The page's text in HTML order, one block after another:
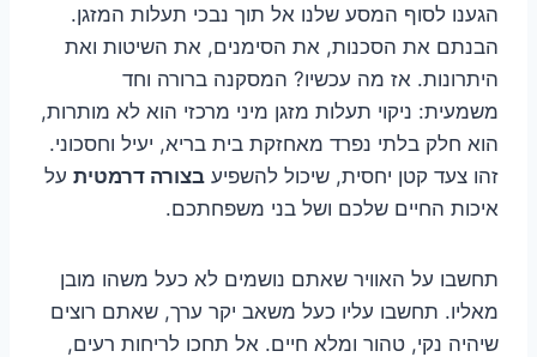
הגענו לסוף המסע שלנו אל תוך נבכי תעלות המזגן.
הבנתם את הסכנות, את הסימנים, את השיטות ואת
היתרונות. אז מה עכשיו? המסקנה ברורה וחד
משמעית: ניקוי תעלות מזגן מיני מרכזי הוא לא מותרות,
הוא חלק בלתי נפרד מאחזקת בית בריא, יעיל וחסכוני.
זהו צעד קטן יחסית, שיכול להשפיע בצורה דרמטית על
איכות החיים שלכם ושל בני משפחתכם.
תחשבו על האוויר שאתם נושמים לא כעל משהו מובן
מאליו. תחשבו עליו כעל משאב יקר ערך, שאתם רוצים
שיהיה נקי, טהור ומלא חיים. אל תחכו לריחות רעים,